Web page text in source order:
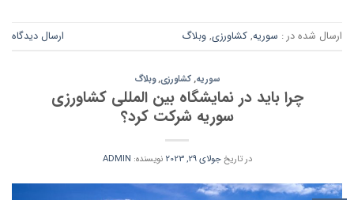
ارسال شده در : سوریه, کشاورزی, وبلاگ ارسال دیدگاه
سوریه,کشاورزی,وبلاگ
چرا باید در نمایشگاه بین المللی کشاورزی
سوریه شرکت کرد؟
در تاریخجولای 29, 2023 نویسنده: ADMIN